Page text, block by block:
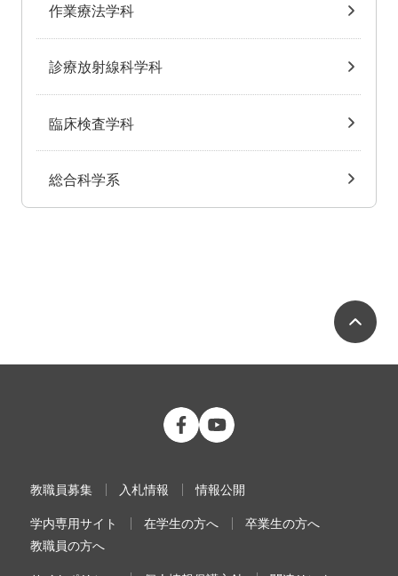
作業療法学科
診療放射線科学科
臨床検査学科
総合科学系
公立大学法人 福島県立医科大学
教職員募集 入札情報 情報公開
学内専用サイト 在学生の方へ
卒業生の方へ
教職員の方へ